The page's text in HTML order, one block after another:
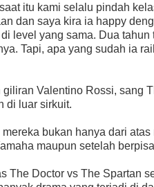
itu kami selalu pindah
dan saya kira ia happy
di level yang sama. Dua
Tapi, apa yang sudah ia
giliran Valentino Rossi, sang
di luar sirkuit.
mereka bukan hanya dari
maupun setelah
The Doctor vs The Spartan